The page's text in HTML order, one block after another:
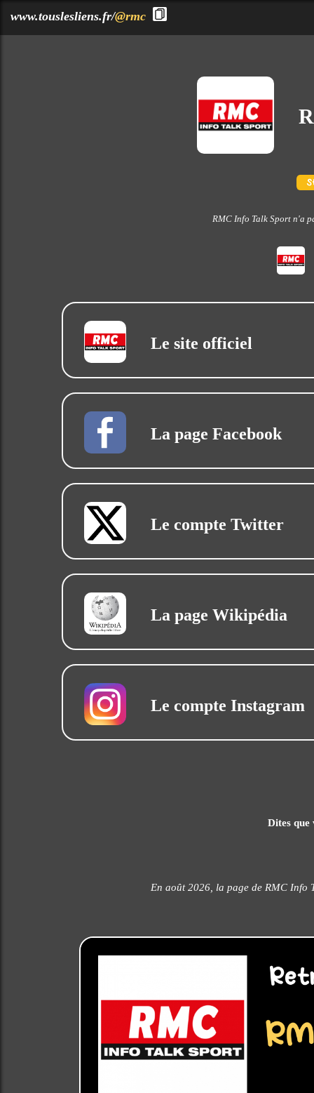
www.touslesliens.fr/@rmc
RMC Info Talk Sport n'a
Le site officiel
La page Facebook
Le compte Twitter
La page Wikipédia
Le compte Instagram
Dites que
En août 2026, la page de RMC Info